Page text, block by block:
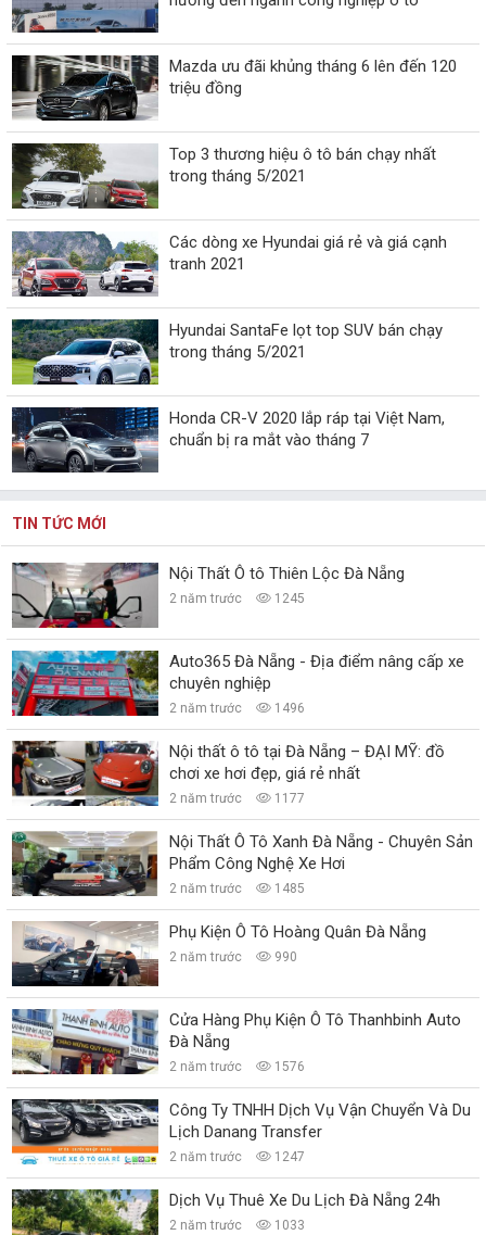
Mazda ưu đãi khủng tháng 6 lên đến 120
triệu đồng
Top 3 thương hiệu ô tô bán chạy nhất
trong tháng 5/2021
Các dòng xe Hyundai giá rẻ và giá cạnh
tranh 2021
Hyundai SantaFe lọt top SUV bán chạy
trong tháng 5/2021
Honda CR-V 2020 lắp ráp tại Việt Nam,
chuẩn bị ra mắt vào tháng 7
TIN TỨC MỚI
Nội Thất Ô tô Thiên Lộc Đà Nẵng
2 năm trước 1245
Auto365 Đà Nẵng - Địa điểm nâng cấp xe
chuyên nghiệp
2 năm trước 1496
Nội thất ô tô tại Đà Nẵng – ĐẠI MỸ: đồ
chơi xe hơi đẹp, giá rẻ nhất
2 năm trước 1177
Nội Thất Ô Tô Xanh Đà Nẵng - Chuyên Sản
Phẩm Công Nghệ Xe Hơi
2 năm trước 1485
Phụ Kiện Ô Tô Hoàng Quân Đà Nẵng
2 năm trước 990
Cửa Hàng Phụ Kiện Ô Tô Thanhbinh Auto
Đà Nẵng
2 năm trước 1576
Công Ty TNHH Dịch Vụ Vận Chuyển Và Du
Lịch Danang Transfer
2 năm trước 1247
Dịch Vụ Thuê Xe Du Lịch Đà Nẵng 24h
2 năm trước 1033